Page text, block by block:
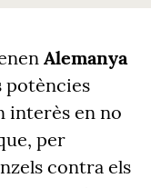
Alemanya
potències
interès en no
per
contra els